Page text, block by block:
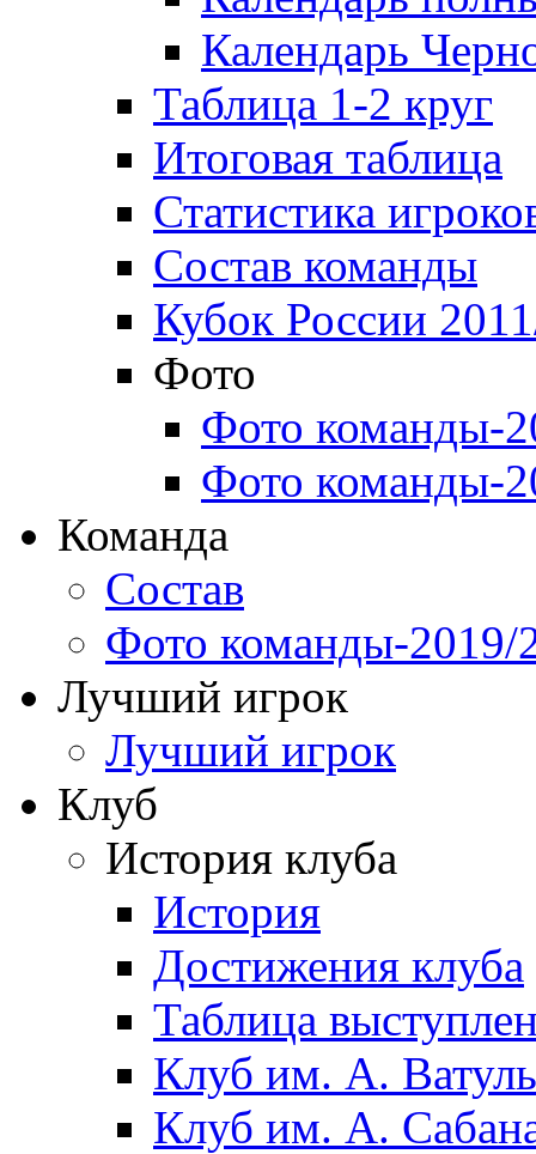
Календарь
Таблица 1-2 круг
Итоговая таблица
Статистика
Состав команды
Кубок России
Фото
Фото команды-
Фото команды-
Команда
Состав
Фото команды-2019/
Лучший игрок
Лучший игрок
Клуб
История клуба
История
Достижения клуба
Таблица
Клуб им. А.
Клуб им. А.